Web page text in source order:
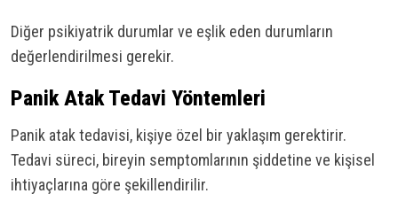
Diğer psikiyatrik durumlar ve eşlik eden durumların
değerlendirilmesi gerekir.
Panik Atak Tedavi Yöntemleri
Panik atak tedavisi, kişiye özel bir yaklaşım gerektirir.
Tedavi süreci, bireyin semptomlarının şiddetine ve kişisel
ihtiyaçlarına göre şekillendirilir.